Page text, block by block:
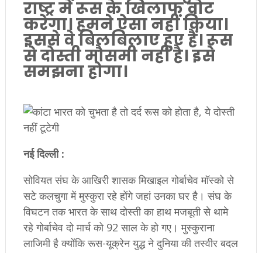
राष्ट्र में रूस के खिलाफ वोट
करेगा। हमने ऐसा नहीं किया।
इससे वे बिलबिलाए हुए हैं। रूस
से दोस्ती मौसमी नहीं है। इसे
समझना होगा।
नई दिल्ली :
सोवियत संघ के आखिरी शासक मिखाइल गोर्बाचेव मॉस्को से
सटे कलचुगा में मुस्कुरा रहे होंगे जहां उनका घर है। संघ के
विघटन तक भारत के साथ दोस्ती का हाथ मजबूती से थामे
रहे गोर्बाचेव दो मार्च को 92 साल के हो गए। मुस्कुराना
लाजिमी है क्योंकि रूस-यूक्रेन युद्ध ने दुनिया की तस्वीर बदल